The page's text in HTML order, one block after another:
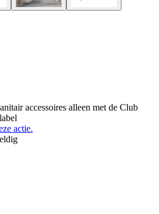
accessoires alleen met de Club
actie.